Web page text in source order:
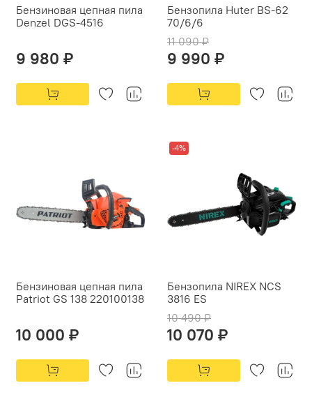
Бензиновая цепная пила
Denzel DGS-4516
9 980 ₽
Бензопила Huter BS-62
70/6/6
11 090 ₽
9 990 ₽
Бензиновая цепная пила
Patriot GS 138 220100138
10 000 ₽
-4%
Бензопила NIREX NCS
3816 ES
10 490 ₽
10 070 ₽